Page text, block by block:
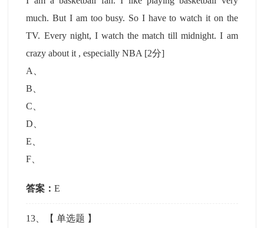
much. But I am too busy. So I have to watch it on the
TV. Every night, I watch the match till midnight. I am
crazy about it , especially NBA [2分]
A
B
C
D
E
F
答案：E
13 、【单选题 】